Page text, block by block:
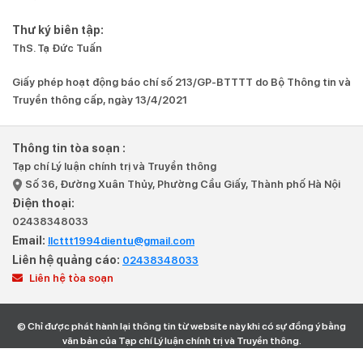
Thư ký biên tập:
ThS. Tạ Đức Tuấn
Giấy phép hoạt động báo chí số 213/GP-BTTTT do Bộ Thông tin và
Truyền thông cấp, ngày 13/4/2021
Thông tin tòa soạn :
Tạp chí Lý luận chính trị và Truyền thông
Số 36, Đường Xuân Thủy, Phường Cầu Giấy, Thành phố Hà Nội
Điện thoại:
02438348033
Email: llcttt1994dientu@gmail.com
Liên hệ quảng cáo: 02438348033
Liên hệ tòa soạn
© Chỉ được phát hành lại thông tin từ website này khi có sự đồng ý bằng
văn bản của Tạp chí Lý luận chính trị và Truyền thông.